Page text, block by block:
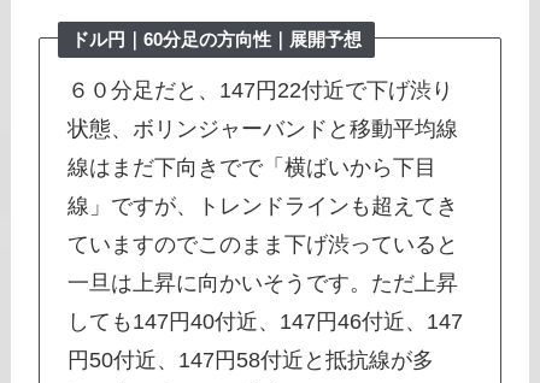
ドル円｜60分足の方向性｜展開予想
６０分足だと、147円22付近で下げ渋り
状態、ボリンジャーバンドと移動平均線
線はまだ下向きでで「横ばいから下目
線」ですが、トレンドラインも超えてき
ていますのでこのまま下げ渋っていると
一旦は上昇に向かいそうです。ただ上昇
しても147円40付近、147円46付近、147
円50付近、147円58付近と抵抗線が多